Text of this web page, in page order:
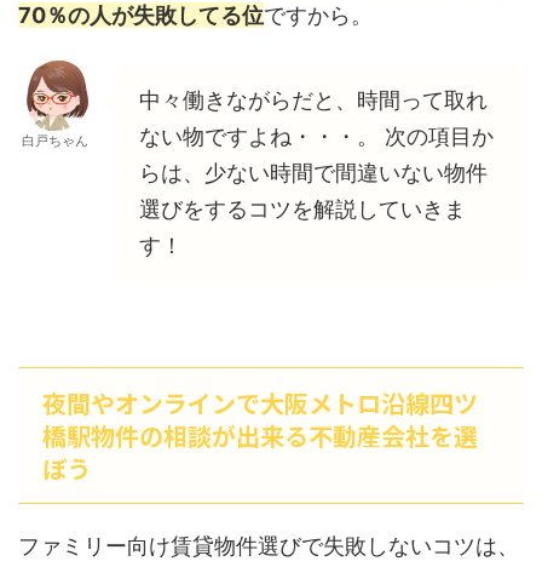
70％の人が失敗してる位ですから。
白戸ちゃん
中々働きながらだと、時間って取れ
ない物ですよね・・・。 次の項目か
らは、少ない時間で間違いない物件
選びをするコツを解説していきま
す！
夜間やオンラインで大阪メトロ沿線四ツ
橋駅物件の相談が出来る不動産会社を選
ぼう
ファミリー向け賃貸物件選びで失敗しないコツは、